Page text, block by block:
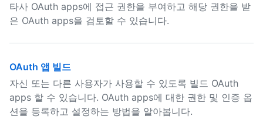
타사 OAuth apps에 접근 권한을 부여하고 해당 권한을 받
은 OAuth apps을 검토할 수 있습니다.
OAuth 앱 빌드
자신 또는 다른 사용자가 사용할 수 있도록 빌드 OAuth
apps 할 수 있습니다. OAuth apps에 대한 권한 및 인증 옵
션을 등록하고 설정하는 방법을 알아봅니다.